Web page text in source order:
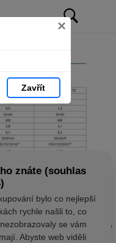
×
Zavřít
znáte (souhlas
bylo co nejlepší
rychle našli to, co
se vám
Abyste web viděli